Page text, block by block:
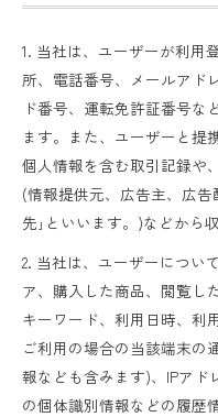
1. 当社は、ユーザーが利用
所、電話番号、メールアド
ド番号、運転免許証番号な
ます。また、ユーザーと提
個人情報を含む取引記録や
(情報提供元、広告主、広
先｣といいます。)などから
2. 当社は、ユーザーについ
ア、購入した商品、閲覧し
キーワード、利用日時、利
ご利用の場合の当該端末の
報なども含みます)、IPアド
の個体識別情報などの履歴